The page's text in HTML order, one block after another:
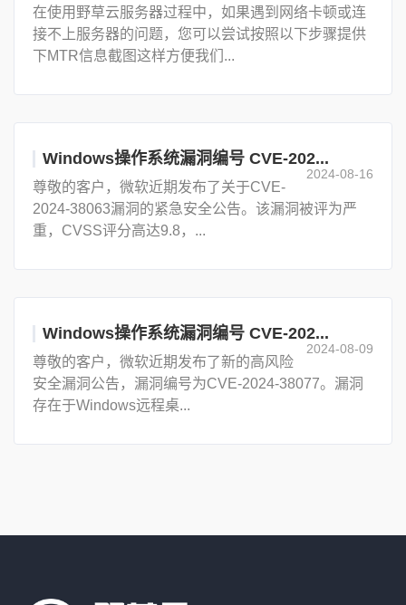
在使用野草云服务器过程中，如果遇到网络卡顿或连
接不上服务器的问题，您可以尝试按照以下步骤提供
下MTR信息截图这样方便我们...
Windows操作系统漏洞编号 CVE-202...
2024-08-16
尊敬的客户，微软近期发布了关于CVE-
2024-38063漏洞的紧急安全公告。该漏洞被评为严
重，CVSS评分高达9.8，...
Windows操作系统漏洞编号 CVE-202...
2024-08-09
尊敬的客户，微软近期发布了新的高风险
安全漏洞公告，漏洞编号为CVE-2024-38077。漏洞
存在于Windows远程桌...